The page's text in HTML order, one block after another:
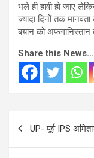
भले ही हावी हो जाए
ज्यादा दिनों तक
बयान को अफगानिस्तान
Share this News...
navigation
UP- पूर्व IPS